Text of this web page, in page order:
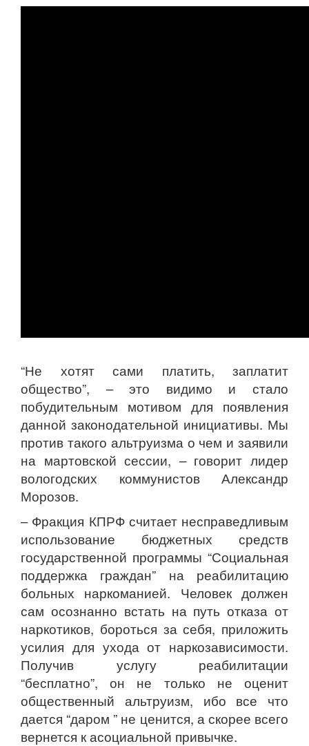
“Не хотят сами платить, заплатит
общество”, – это видимо и стало
побудительным мотивом для появления
данной законодательной инициативы. Мы
против такого альтруизма о чем и заявили
на мартовской сессии, – говорит лидер
вологодских коммунистов Александр
Морозов.
– Фракция КПРФ считает несправедливым
использование бюджетных средств
государственной программы “Социальная
поддержка граждан” на реабилитацию
больных наркоманией. Человек должен
сам осознанно встать на путь отказа от
наркотиков, бороться за себя, приложить
усилия для ухода от наркозависимости.
Получив услугу реабилитации
“бесплатно”, он не только не оценит
общественный альтруизм, ибо все что
дается “даром ” не ценится, а скорее всего
вернется к асоциальной привычке.